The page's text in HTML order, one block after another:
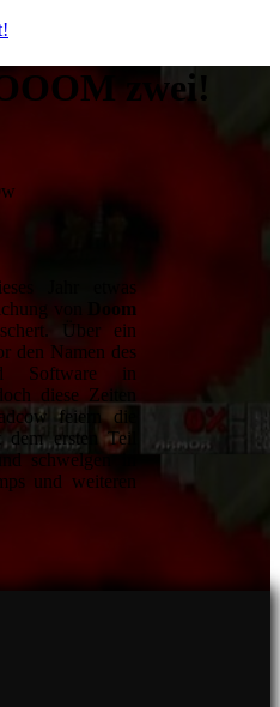
zwei!
Jahr etwas
von
Doom
Über ein
den Namen des
id Software in
diese Zeiten
feiern die
ersten Teil
schwelgen in
und weiteren